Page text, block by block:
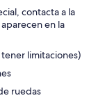
contacta a la
en la
limitaciones)
ruedas